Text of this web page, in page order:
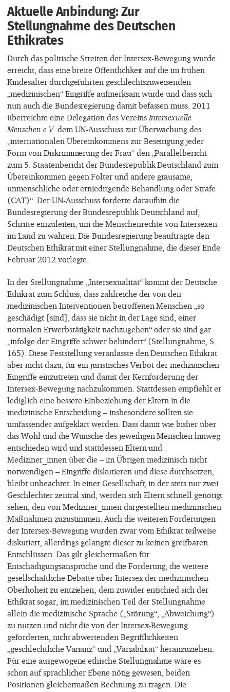
Aktuelle Anbindung: Zur
Stellungnahme des Deutschen
Ethikrates
Durch das politische Streiten der Intersex-Bewegung wurde
erreicht, dass eine breite Öffentlichkeit auf die im frühen
Kindesalter durchgeführten geschlechtszuweisenden
„medizinischen“ Eingriffe aufmerksam wurde und dass sich
nun auch die Bundesregierung damit befassen muss. 2011
überreichte eine Delegation des VereinsIntersexuelle
Menschen e.V. dem UN-Ausschuss zur Überwachung des
„internationalen Übereinkommens zur Beseitigung jeder
Form von Diskriminierung der Frau“ den „Parallelbericht
zum 5. Staatenbericht der Bundesrepublik Deutschland zum
Übereinkommen gegen Folter und andere grausame,
unmenschliche oder erniedrigende Behandlung oder Strafe
(CAT)“. Der UN-Ausschuss forderte daraufhin die
Bundesregierung der Bundesrepublik Deutschland auf,
Schritte einzuleiten, um die Menschenrechte von Intersexen
im Land zu wahren. Die Bundesregierung beauftragte den
Deutschen Ethikrat mit einer Stellungnahme, die dieser Ende
Februar 2012 vorlegte.
In der Stellungnahme „Intersexualität“ kommt der Deutsche
Ethikrat zum Schluss, dass zahlreiche der von den
medizinischen Interventionen betroffenen Menschen „so
geschädigt [sind], dass sie nicht in der Lage sind, einer
normalen Erwerbstätigkeit nachzugehen“ oder sie sind gar
„infolge der Eingriffe schwer behindert“ (Stellungnahme, S.
165). Diese Feststellung veranlasste den Deutschen Ethikrat
aber nicht dazu, für ein juristisches Verbot der medizinischen
Eingriffe einzutreten und damit der Kernforderung der
Intersex-Bewegung nachzukommen. Stattdessen empfiehlt er
lediglich eine bessere Einbeziehung der Eltern in die
medizinische Entscheidung – insbesondere sollten sie
umfassender aufgeklärt werden. Dass damit wie bisher über
das Wohl und die Wünsche des jeweiligen Menschen hinweg
entschieden wird und stattdessen Eltern und
Mediziner_innen über die – im Übrigen medizinisch nicht
notwendigen – Eingriffe diskutieren und diese durchsetzen,
bleibt unbeachtet. In einer Gesellschaft, in der stets nur zwei
Geschlechter zentral sind, werden sich Eltern schnell genötigt
sehen, den von Mediziner_innen dargestellten medizinischen
Maßnahmen zuzustimmen. Auch die weiteren Forderungen
der Intersex-Bewegung wurden zwar vom Ethikrat teilweise
diskutiert, allerdings gelangte dieser zu keinen greifbaren
Entschlüssen. Das gilt gleichermaßen für
Entschädigungsansprüche und die Forderung, die weitere
gesellschaftliche Debatte über Intersex der medizinischen
Oberhoheit zu entziehen; dem zuwider entschied sich der
Ethikrat sogar, im medizinischen Teil der Stellungnahme
allein die medizinische Sprache („Störung“, „Abweichung“)
zu nutzen und nicht die von der Intersex-Bewegung
geforderten, nicht abwertenden Begrifflichkeiten
„geschlechtliche Varianz“ und „Variabilität“ heranzuziehen.
Für eine ausgewogene ethische Stellungnahme wäre es
schon auf sprachlicher Ebene nötig gewesen, beiden
Positionen gleichermaßen Rechnung zu tragen. Die